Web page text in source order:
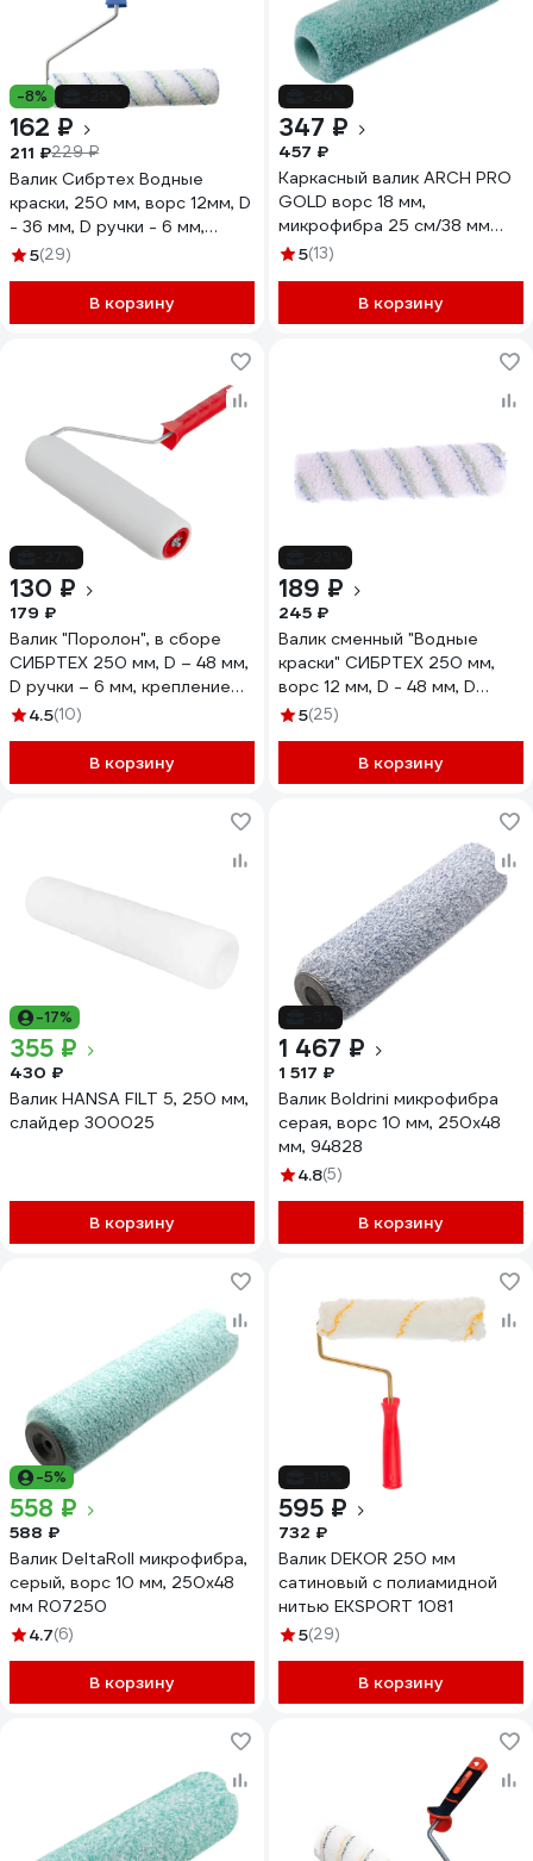
-8%
162 ₽
211 ₽229 ₽
Валик Сибртех Водные
краски, 250 мм, ворс 12мм, D
- 36 мм, D ручки - 6 мм,
полиэстер 80193
5(29)
В корзину
347 ₽
457 ₽
Каркасный валик ARCH PRO
GOLD ворс 18 мм,
микрофибра 25 см/38 мм
275125
5(13)
В корзину
130 ₽
179 ₽
Валик "Поролон", в сборе
СИБРТЕХ 250 мм, D – 48 мм,
D ручки – 6 мм, крепление
шплинтом 80144
4.5(10)
В корзину
189 ₽
245 ₽
Валик сменный "Водные
краски" СИБРТЕХ 250 мм,
ворс 12 мм, D - 48 мм, D
ручки - 8 мм, полиэстер
5(25)
В корзину
-17%
355 ₽
430 ₽
Валик HANSA FILT 5, 250 мм,
слайдер 300025
В корзину
1 467 ₽
1 517 ₽
Валик Boldrini микрофибра
серая, ворс 10 мм, 250х48
мм, 94828
4.8(5)
В корзину
-5%
558 ₽
588 ₽
Валик DeltaRoll микрофибра,
серый, ворс 10 мм, 250х48
мм R07250
4.7(6)
В корзину
595 ₽
732 ₽
Валик DEKOR 250 мм
сатиновый с полиамидной
нитью EKSPORT 1081
5(29)
В корзину